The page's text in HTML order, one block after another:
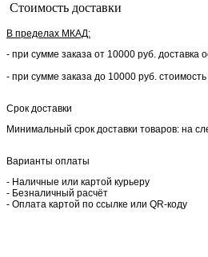
Стоимость доставки
В пределах МКАД:
- при сумме заказа от 10000 руб. доставка
- при сумме заказа до 10000 руб.
Срок доставки
Минимальный срок доставки товаров: на
Варианты оплаты
- Наличные или картой курьеру
- Безналичный расчёт
- Оплата картой по ссылке или QR-коду